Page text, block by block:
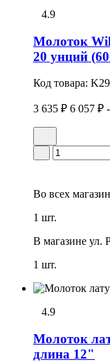
4.9
Молоток
20 унций
Код товара:
3 635 ₽ 6 057 ₽
Во всех
1 шт.
В магазине ул.
1 шт.
4.9
Молоток
длина 12"